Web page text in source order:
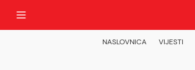
NASLOVNICA VIJESTI